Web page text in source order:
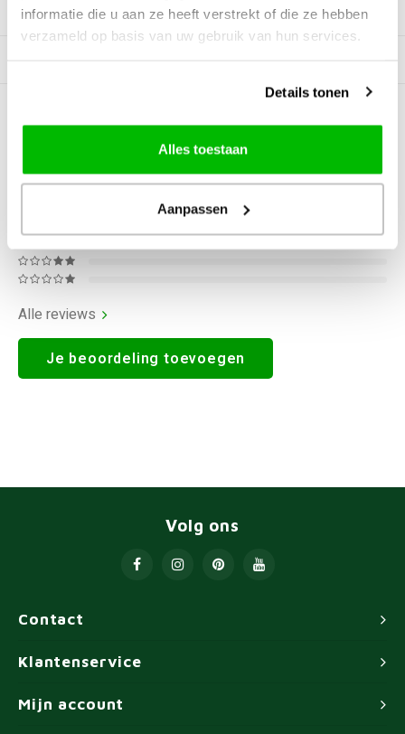
informatie die u aan ze heeft verstrekt of die ze hebben
verzameld op basis van uw gebruik van hun services.
Details tonen
Alles toestaan
Aanpassen
Productomschrijving
0Reviews
Alle reviews
Je beoordeling toevoegen
Contact
Volg ons
Klantenservice
Mijn account